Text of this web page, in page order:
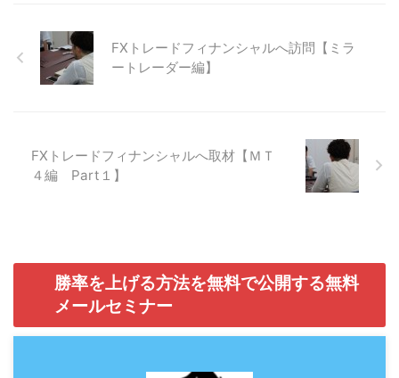
FXトレードフィナンシャルへ訪問【ミラ
ートレーダー編】
FXトレードフィナンシャルへ取材【ＭＴ
４編 Part１】
勝率を上げる方法を無料で公開する無料
メールセミナー